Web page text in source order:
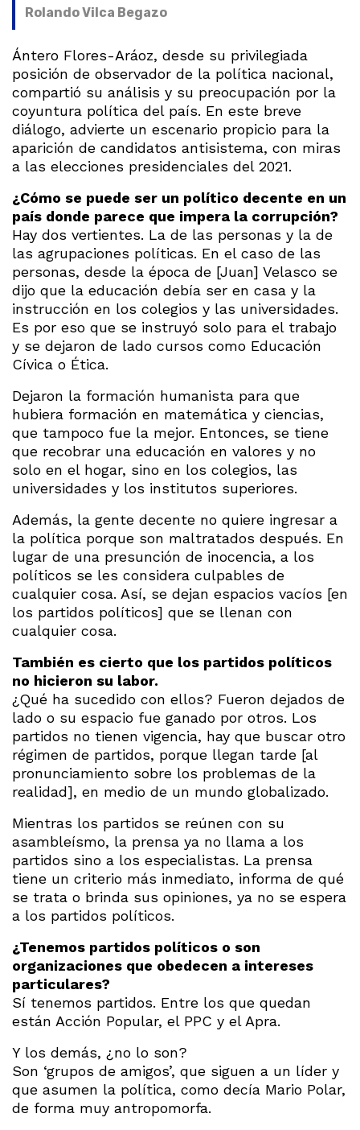
Rolando Vilca Begazo
Ántero Flores-Aráoz, desde su privilegiada
posición de observador de la política nacional,
compartió su análisis y su preocupación por la
coyuntura política del país. En este breve
diálogo, advierte un escenario propicio para la
aparición de candidatos antisistema, con miras
a las elecciones presidenciales del 2021.
¿Cómo se puede ser un político decente en un
país donde parece que impera la corrupción?
Hay dos vertientes. La de las personas y la de
las agrupaciones políticas. En el caso de las
personas, desde la época de [Juan] Velasco se
dijo que la educación debía ser en casa y la
instrucción en los colegios y las universidades.
Es por eso que se instruyó solo para el trabajo
y se dejaron de lado cursos como Educación
Cívica o Ética.
Dejaron la formación humanista para que
hubiera formación en matemática y ciencias,
que tampoco fue la mejor. Entonces, se tiene
que recobrar una educación en valores y no
solo en el hogar, sino en los colegios, las
universidades y los institutos superiores.
Además, la gente decente no quiere ingresar a
la política porque son maltratados después. En
lugar de una presunción de inocencia, a los
políticos se les considera culpables de
cualquier cosa. Así, se dejan espacios vacíos [en
los partidos políticos] que se llenan con
cualquier cosa.
También es cierto que los partidos políticos
no hicieron su labor.
¿Qué ha sucedido con ellos? Fueron dejados de
lado o su espacio fue ganado por otros. Los
partidos no tienen vigencia, hay que buscar otro
régimen de partidos, porque llegan tarde [al
pronunciamiento sobre los problemas de la
realidad], en medio de un mundo globalizado.
Mientras los partidos se reúnen con su
asambleísmo, la prensa ya no llama a los
partidos sino a los especialistas. La prensa
tiene un criterio más inmediato, informa de qué
se trata o brinda sus opiniones, ya no se espera
a los partidos políticos.
¿Tenemos partidos políticos o son
organizaciones que obedecen a intereses
particulares?
Sí tenemos partidos. Entre los que quedan
están Acción Popular, el PPC y el Apra.
Y los demás, ¿no lo son?
Son ‘grupos de amigos’, que siguen a un líder y
que asumen la política, como decía Mario Polar,
de forma muy antropomorfa.